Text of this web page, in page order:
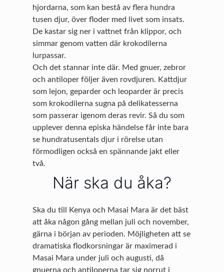
hjordarna, som kan bestå av flera hundra
tusen djur, över floder med livet som insats.
De kastar sig ner i vattnet från klippor, och
simmar genom vatten där krokodilerna
lurpassar.
Och det stannar inte där. Med gnuer, zebror
och antiloper följer även rovdjuren. Kattdjur
som lejon, geparder och leoparder är precis
som krokodilerna sugna på delikatesserna
som passerar igenom deras revir. Så du som
upplever denna episka händelse får inte bara
se hundratusentals djur i rörelse utan
förmodligen också en spännande jakt eller
två.
När ska du åka?
Ska du till Kenya och Masai Mara är det bäst
att åka någon gång mellan juli och november,
gärna i början av perioden. Möjligheten att se
dramatiska flodkorsningar är maximerad i
Masai Mara under juli och augusti, då
gnuerna och antiloperna tar sig norrut i